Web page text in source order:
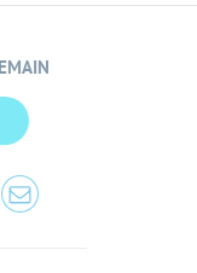
Partager
cette